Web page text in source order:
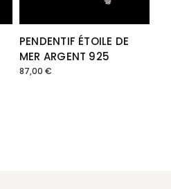
PENDENTIF ÉTOILE DE
MER ARGENT 925
87,00 €